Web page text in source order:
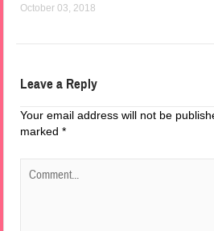
October 03, 2018
Leave a Reply
Your email address will not be
marked*